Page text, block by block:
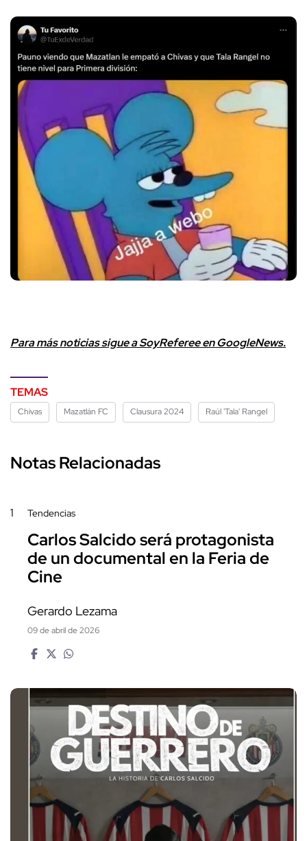
Para más noticias sigue a SoyReferee en GoogleNews.
TEMAS
Chivas Mazatlán FC Clausura 2024 Raúl 'Tala' Rangel
Notas Relacionadas
1 Tendencias
Carlos Salcido será protagonista
de un documental en la Feria de
Cine
Gerardo Lezama
09 de abril de 2026